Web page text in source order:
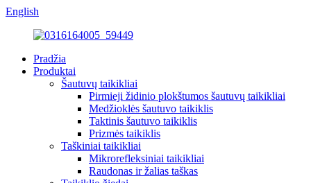
English
Pradžia
Produktai
Šautuvų taikikliai
Pirmieji židinio plokštumos šautuvų taikikliai
Medžioklės šautuvo taikiklis
Taktinis šautuvo taikiklis
Prizmės taikiklis
Taškiniai taikikliai
Mikrorefleksiniai taikikliai
Raudonas ir žalias taškas